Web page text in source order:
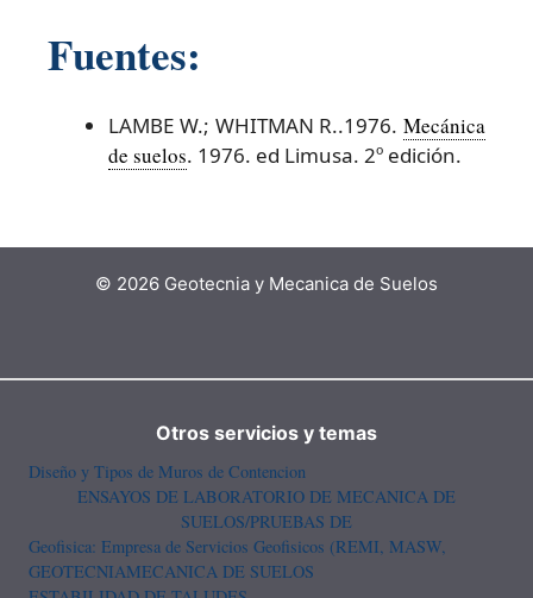
Fuentes:
LAMBE W.; WHITMAN R..1976. Mecánica
de suelos. 1976. ed Limusa. 2º edición.
© 2026 Geotecnia y Mecanica de Suelos
Otros servicios y temas
Diseño y Tipos de Muros de Contencion
ENSAYOS DE LABORATORIO DE MECANICA DE
SUELOS/PRUEBAS DE
Geofisica: Empresa de Servicios Geofisicos (REMI, MASW,
GEOTECNIAMECANICA DE SUELOS